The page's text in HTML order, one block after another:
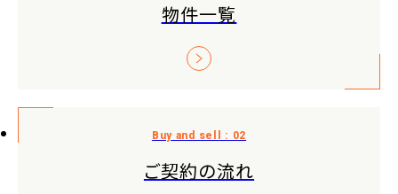
物件一覧
ご契約の流れ